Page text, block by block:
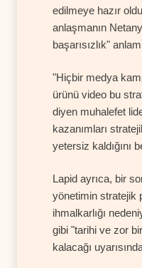
edilmeye hazır
anlaşmanın
başarısızlık"
"Hiçbir medya
ürünü video bu
diyen muhalefet
kazanımları
yetersiz kaldığını
Lapid ayrıca, bir
yönetimin stratejik
ihmalkarlığı
gibi "tarihi ve zor
kalacağı